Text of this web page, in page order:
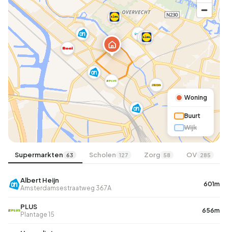
A
Woning
Buurt
Wijk
Supermarkten 63 Scholen 127 Zorg 58 OV 285
Albert Heijn
Amsterdamsestraatweg 367A
601m
PLUS
Plantage 15
656m